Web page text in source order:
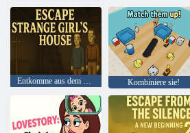
Entkomme aus dem Haus eines seltsamen Mädchens Kombiniere sie!